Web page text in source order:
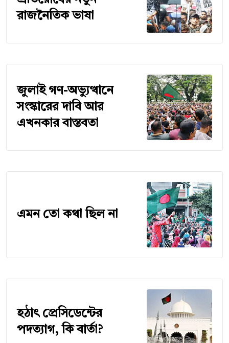
রাজনৈতিক ভাষা
জুলাই গণ-অভ্যুত্থানে
সংস্কারের দাবি আর
এখনকার বাস্তবতা
এমন তো কথা ছিল না
হঠাৎ প্রেসিডেন্টের
পদত্যাগ, কি বার্তা?